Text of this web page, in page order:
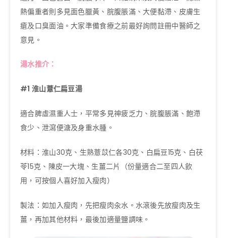
熱偏重者則多見面色臘黃、脘腹脹滿、大便黏滯、皮膚生
瘡及口臭面油。大家準備食療之前最好詢問註冊中醫師之
意見。
湯水推介：
#1 淮山薏仁扁豆湯
適合脾虛濕重人士，平常多見神疲乏力、脘腹脹滿、飽滯
食少、泄瀉便溏及身重水腫。
材料：淮山30克、生熟薏苡仁各30克、白扁豆15克、白茯
苓15克、陳皮一大塊、生薑二片（份量適合二至四人飲
用，可按個人喜好加入瘦肉）
製法：如加入瘦肉，先把瘦肉汆水。水滾後先放瘦肉及生
薑，再加其他材料，最後加適量鹽調味。